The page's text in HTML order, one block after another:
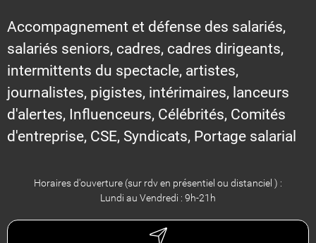
Accompagnement et défense des salariés,
salariés seniors, cadres, cadres dirigeants,
intermittents du spectacle, artistes,
journalistes, pigistes, intérimaires, lanceurs
d'alertes, Influenceurs, Célébrités, Comités
d'entreprise, CSE, Syndicats, Portage salarial
Horaires d'ouverture (sur rdv en présentiel ou distanciel ) :
Lundi au Vendredi : 9h-21h